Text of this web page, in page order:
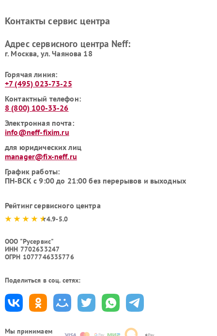
Мы принимаем
Контакты сервис центра
Адрес сервисного центра Neff:
г. Москва, ул. Чаянова 18
Горячая линия:
+7 (495) 023-73-25
Контактный телефон:
8 (800) 100-33-26
Электронная почта:
info@neff-fixim.ru
для юридических лиц
manager@fix-neff.ru
График работы:
ПН-ВСК с 9:00 до 21:00 без перерывов и выходных
Рейтинг сервисного центра
4.9-5.0
ООО "Русервис"
ИНН 7702633247
ОГРН 1077746335776
Поделиться в соц. сетях: